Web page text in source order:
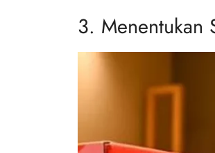
3. Menentukan